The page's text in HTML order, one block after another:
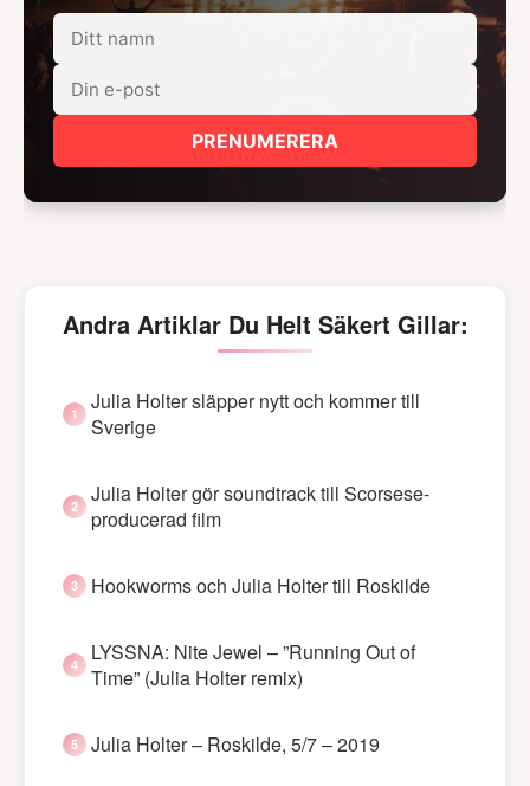
PRENUMERERA
Andra Artiklar Du Helt Säkert Gillar:
Julia Holter släpper nytt och kommer till
Sverige
Julia Holter gör soundtrack till Scorsese-
producerad film
Hookworms och Julia Holter till Roskilde
LYSSNA: Nite Jewel – ”Running Out of
Time” (Julia Holter remix)
Julia Holter – Roskilde, 5/7 – 2019